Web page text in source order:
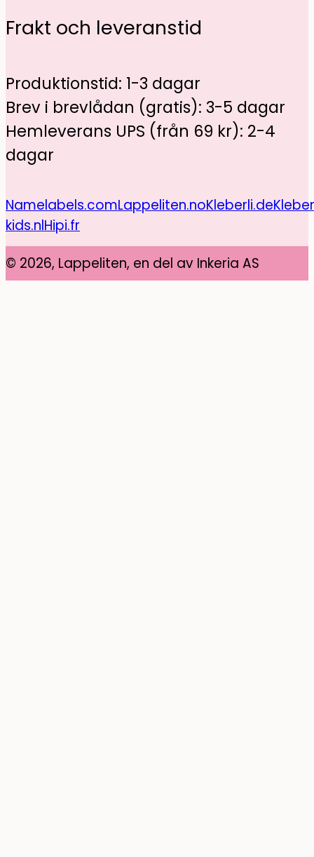
Frakt och leveranstid
Produktionstid: 1-3 dagar
Brev i brevlådan (gratis): 3-5 dagar
Hemleverans UPS (från 69 kr): 2-4
dagar
Namelabels.comLappeliten.noKleberli.de
kids.nlHipi.fr
© 2026, Lappeliten, en del av Inkeria AS